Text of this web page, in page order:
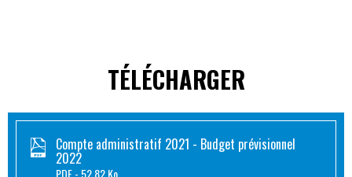
TÉLÉCHARGER
Compte administratif 2021 - Budget prévisionnel
2022
PDF 52.82 Ko